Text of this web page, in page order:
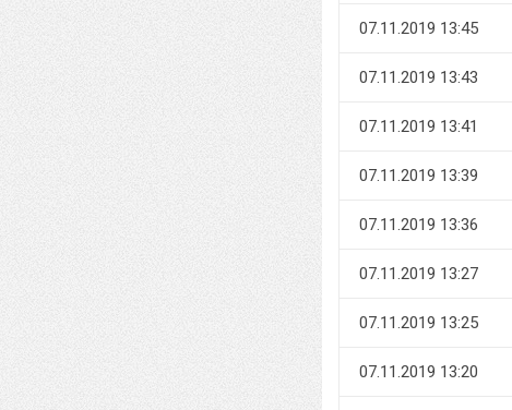
07.11.2019 13:45
07.11.2019 13:43
07.11.2019 13:41
07.11.2019 13:39
07.11.2019 13:36
07.11.2019 13:27
07.11.2019 13:25
07.11.2019 13:20